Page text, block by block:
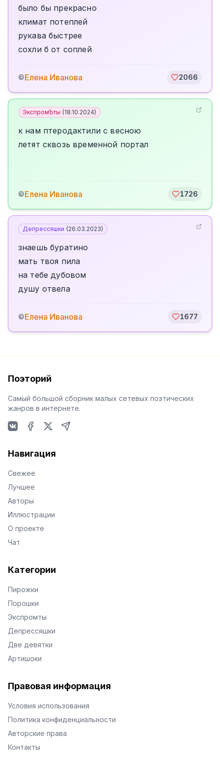
было бы прекрасно
климат потеплей
рукава быстрее
сохли б от соплей
©Елена Иванова 2066
ЭкспромЪты (18.10.2024)
к нам птеродактили с весною
летят сквозь временной портал
©Елена Иванова 1726
Депрессяшки (26.03.2023)
знаешь буратино
мать твоя пила
на тебе дубовом
душу отвела
©Елена Иванова 1677
Поэторий
Самый большой сборник малых сетевых поэтических
жанров в интернете.
Навигация
Свежее
Лучшее
Авторы
Иллюстрации
О проекте
Чат
Категории
Пирожки
Порошки
Экспромты
Депрессяшки
Две девятки
Артишоки
Правовая информация
Условия использования
Политика конфиденциальности
Авторские права
Контакты